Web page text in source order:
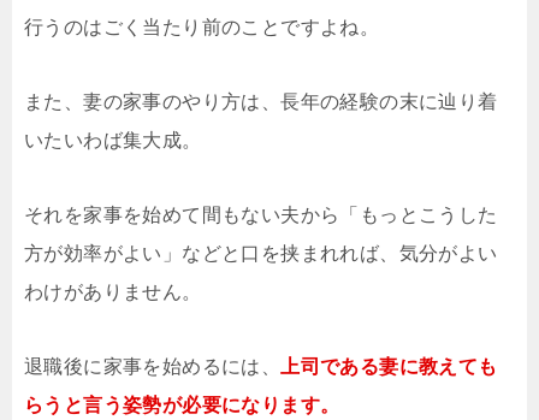
行うのはごく当たり前のことですよね。
また、妻の家事のやり方は、長年の経験の末に辿り着
いたいわば集大成。
それを家事を始めて間もない夫から「もっとこうした
方が効率がよい」などと口を挟まれれば、気分がよい
わけがありません。
退職後に家事を始めるには、
上司である妻に教えても
らうと言う姿勢が必要になります。